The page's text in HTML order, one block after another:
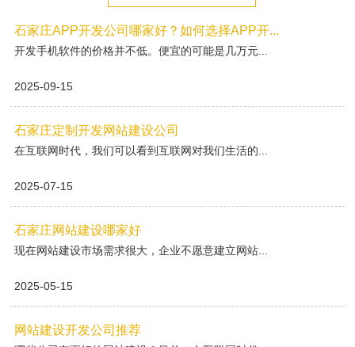
石家庄APP开发公司哪家好？如何选择APP开...
开发手机软件的价格并不低。便宜的可能是几万元...
2025-09-15
石家庄定制开发网站建设公司
在互联网时代，我们可以看到互联网对我们生活的...
2025-07-15
石家庄网站建设哪家好
现在网站建设市场需求很大，企业不愿意建立网站...
2025-05-15
网站建设开发公司推荐